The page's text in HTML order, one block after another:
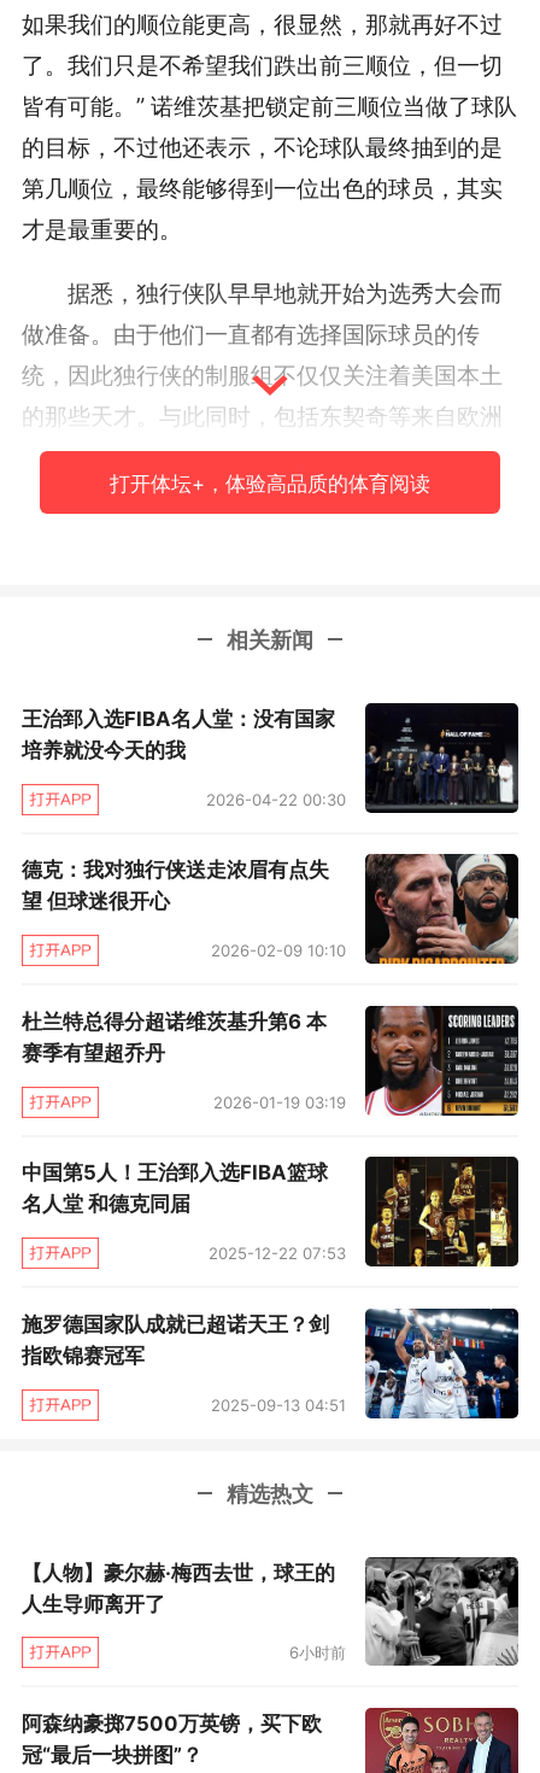
如果我们的顺位能更高，很显然，那就再好不过
了。我们只是不希望我们跌出前三顺位，但一切
皆有可能。” 诺维茨基把锁定前三顺位当做了球队
的目标，不过他还表示，不论球队最终抽到的是
第几顺位，最终能够得到一位出色的球员，其实
才是最重要的。
据悉，独行侠队早早地就开始为选秀大会而
做准备。由于他们一直都有选择国际球员的传
统，因此独行侠的制服组不仅仅关注着美国本土
的那些天才。与此同时，包括东契奇等来自欧洲
的青年才俊，也一直都在独行侠队的考察范围之
中。诺维茨基表示，现在独行侠队的战绩并不算
帮助球队改变现状的重要途径。出色的年轻球员
基说道，“如果你关注凯尔特人的话，你就会发现
他们过去几年在选秀大会上的选择是十分出色
的，希望我们今年还能找到一个像丹尼斯·史密斯
这样的球员，他这个赛季的表现可圈可点，上升
潜力巨大。”
此前，诺维茨基曾经表示下赛季会是他职业
的球员，诺维茨基自然希望能在自己职业生涯的
最后一个赛季之中在品尝一下季后赛的滋味。因
此，他希望能有一位潜力和即战力同样出色的球
员加盟球队。
“我们需要一名能在新秀赛季就能站出来带领
球队，拥有巨大潜力的年轻球员，所以我们要根
据我们抽签的最终结果来做好相应的准备。”诺维
茨基说道。
打开体坛+，体验高品质的体育阅读
相关新闻
王治郅入选FIBA名人堂：没有国家
培养就没今天的我
2026-04-22 00:30
德克：我对独行侠送走浓眉有点失
望 但球迷很开心
2026-02-09 10:10
杜兰特总得分超诺维茨基升第6 本
赛季有望超乔丹
2026-01-19 03:19
中国第5人！王治郅入选FIBA篮球
名人堂 和德克同届
2025-12-22 07:53
施罗德国家队成就已超诺天王？剑
指欧锦赛冠军
2025-09-13 04:51
精选热文
【人物】豪尔赫·梅西去世，球王的
人生导师离开了
6小时前
阿森纳豪掷7500万英镑，买下欧
冠“最后一块拼图”？